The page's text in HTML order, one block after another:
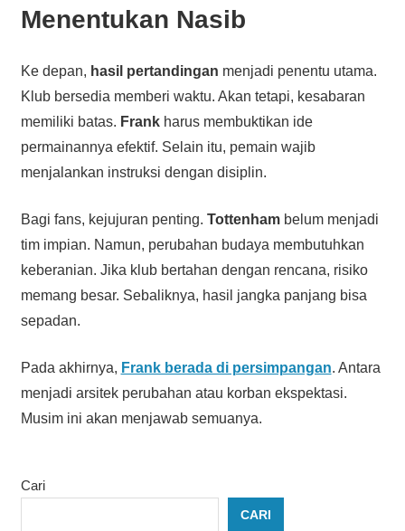
Menentukan Nasib
Ke depan, hasil pertandingan menjadi penentu utama.
Klub bersedia memberi waktu. Akan tetapi, kesabaran
memiliki batas. Frankharus membuktikan ide
permainannya efektif. Selain itu, pemain wajib
menjalankan instruksi dengan disiplin.
Bagi fans, kejujuran penting. Tottenhambelum menjadi
tim impian. Namun, perubahan budaya membutuhkan
keberanian. Jika klub bertahan dengan rencana, risiko
memang besar. Sebaliknya, hasil jangka panjang bisa
sepadan.
Pada akhirnya, Frank berada di persimpangan. Antara
menjadi arsitek perubahan atau korban ekspektasi.
Musim ini akan menjawab semuanya.
Cari
CARI